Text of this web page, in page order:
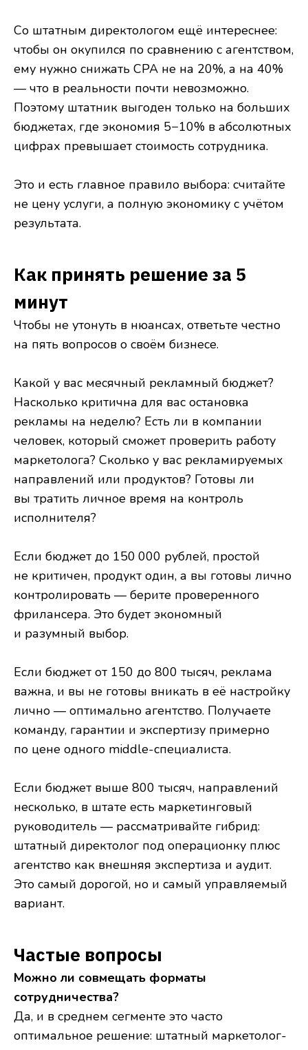
Со штатным директологом ещё интереснее:
чтобы он окупился по сравнению с агентством,
ему нужно снижать CPA не на 20%, а на 40%
— что в реальности почти невозможно.
Поэтому штатник выгоден только на больших
бюджетах, где экономия 5−10% в абсолютных
цифрах превышает стоимость сотрудника.
Это и есть главное правило выбора: считайте
не цену услуги, а полную экономику с учётом
результата.
Как принять решение за 5
минут
Чтобы не утонуть в нюансах, ответьте честно
на пять вопросов о своём бизнесе.
Какой у вас месячный рекламный бюджет?
Насколько критична для вас остановка
рекламы на неделю? Есть ли в компании
человек, который сможет проверить работу
маркетолога? Сколько у вас рекламируемых
направлений или продуктов? Готовы ли
вы тратить личное время на контроль
исполнителя?
Если бюджет до 150 000 рублей, простой
не критичен, продукт один, а вы готовы лично
контролировать — берите проверенного
фрилансера. Это будет экономный
и разумный выбор.
Если бюджет от 150 до 800 тысяч, реклама
важна, и вы не готовы вникать в её настройку
лично — оптимально агентство. Получаете
команду, гарантии и экспертизу примерно
по цене одного middle-специалиста.
Если бюджет выше 800 тысяч, направлений
несколько, в штате есть маркетинговый
руководитель — рассматривайте гибрид:
штатный директолог под операционку плюс
агентство как внешняя экспертиза и аудит.
Это самый дорогой, но и самый управляемый
вариант.
Частые вопросы
Можно ли совмещать форматы
сотрудничества?
Да, и в среднем сегменте это часто
оптимальное решение: штатный маркетолог-